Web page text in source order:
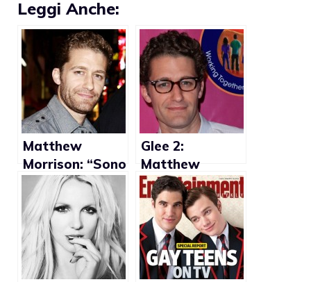
Leggi Anche:
Matthew
Morrison: “Sono
cresciuto
ballando e
cantando, ma
questo non vuol
dire che sono
gay”
Glee 2:
Matthew
Morrison fiero
della storia gay
con Chris Colfer